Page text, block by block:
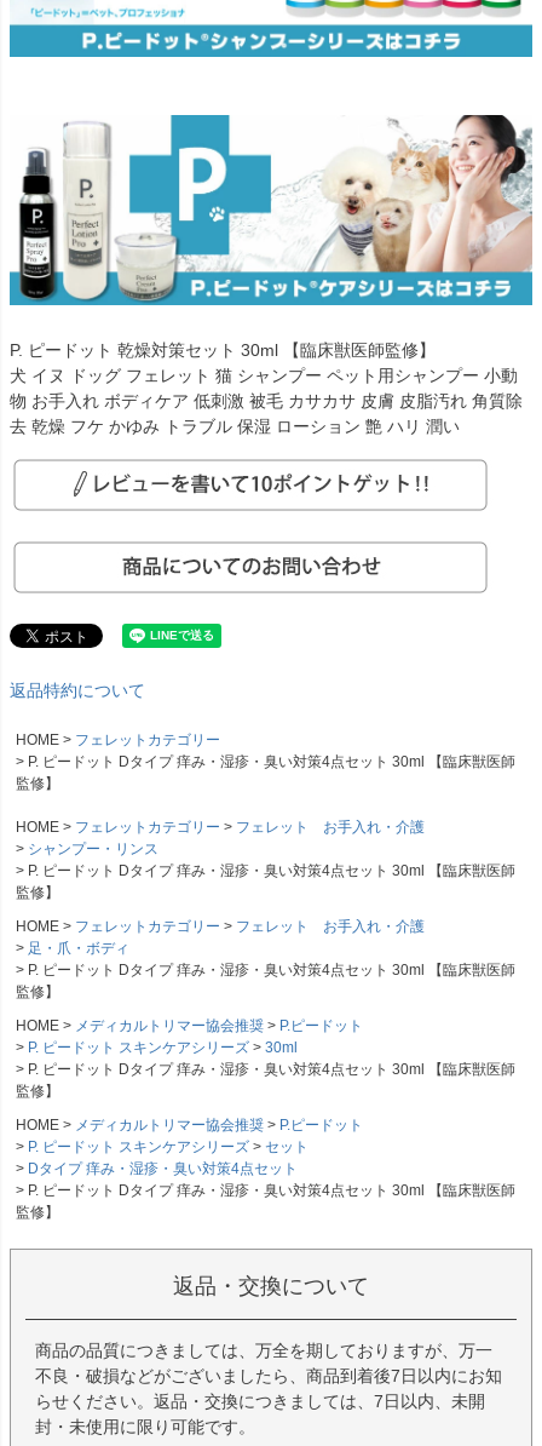
P. ピードット 乾燥対策セット 30ml 【臨床獣医師監修】
犬 イヌ ドッグ フェレット 猫 シャンプー ペット用シャンプー 小動
物 お手入れ ボディケア 低刺激 被毛 カサカサ 皮膚 皮脂汚れ 角質除
去 乾燥 フケ かゆみ トラブル 保湿 ローション 艶 ハリ 潤い
返品特約について
HOME
フェレットカテゴリー
P. ピードット Dタイプ 痒み・湿疹・臭い対策4点セット 30ml 【臨床獣医師
監修】
HOME フェレットカテゴリー
フェレット お手入れ・介護
シャンプー・リンス
P. ピードット Dタイプ 痒み・湿疹・臭い対策4点セット 30ml 【臨床獣医師
監修】
HOME
フェレットカテゴリー
フェレット お手入れ・介護
足・爪・ボディ
P. ピードット Dタイプ 痒み・湿疹・臭い対策4点セット 30ml 【臨床獣医師
監修】
HOME
メディカルトリマー協会推奨
P.ピードット
P. ピードット スキンケアシリーズ
30ml
P. ピードット Dタイプ 痒み・湿疹・臭い対策4点セット 30ml 【臨床獣医師
監修】
HOME
メディカルトリマー協会推奨
P.ピードット
P. ピードット スキンケアシリーズ
セット
Dタイプ 痒み・湿疹・臭い対策4点セット
P. ピードット Dタイプ 痒み・湿疹・臭い対策4点セット 30ml 【臨床獣医師
監修】
返品・交換について
商品の品質につきましては、万全を期しておりますが、万一
不良・破損などがございましたら、商品到着後7日以内にお知
らせください。返品・交換につきましては、7日以内、未開
封・未使用に限り可能です。